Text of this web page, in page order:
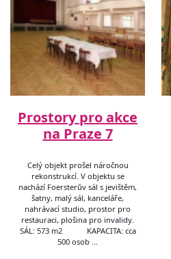
Prostory pro akce
na Praze 7
Celý objekt prošel náročnou
rekonstrukcí. V objektu se
nachází Foersterův sál s jevištěm,
šatny, malý sál, kanceláře,
nahrávací studio, prostor pro
restauraci, plošina pro invalidy.
SÁL: 573 m2 KAPACITA: cca
500 osob …